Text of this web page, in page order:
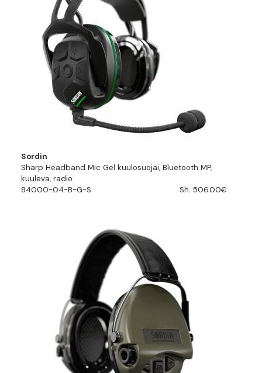
Sordin
Sharp Headband Mic Gel kuulosuojai, Bluetooth MP,
kuuleva, radio
84000-04-B-G-S
Sh. 506.00€